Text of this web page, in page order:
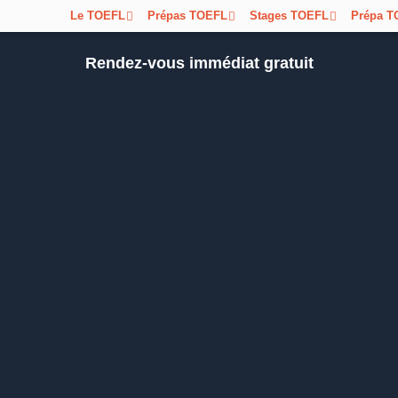
Le TOEFL Prépas TOEFL Stages TOEFL Prépa
Rendez-vous immédiat gratuit